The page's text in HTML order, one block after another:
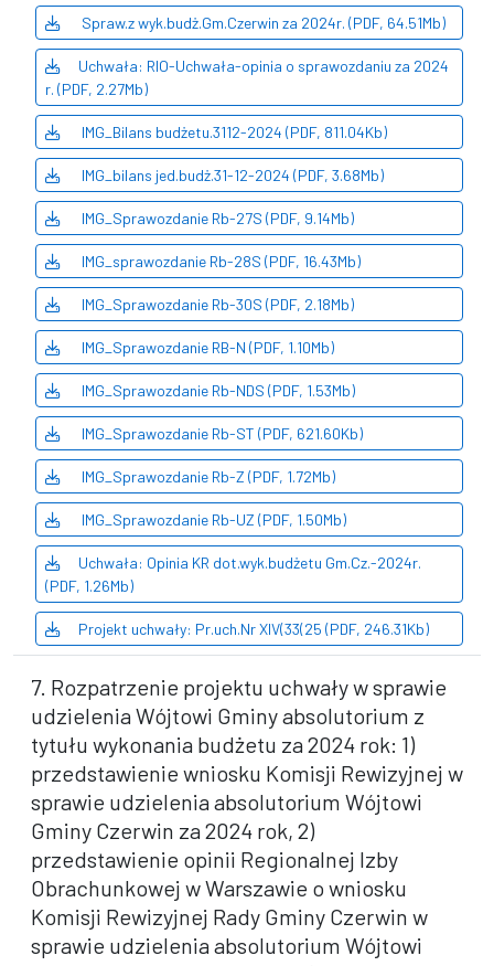
Spraw.z wyk.budż.Gm.Czerwin za 2024r. (PDF, 64.51Mb)
Uchwała: RIO-Uchwała-opinia o sprawozdaniu za 2024
r. (PDF, 2.27Mb)
IMG_Bilans budżetu.3112-2024 (PDF, 811.04Kb)
IMG_bilans jed.budż.31-12-2024 (PDF, 3.68Mb)
IMG_Sprawozdanie Rb-27S (PDF, 9.14Mb)
IMG_sprawozdanie Rb-28S (PDF, 16.43Mb)
IMG_Sprawozdanie Rb-30S (PDF, 2.18Mb)
IMG_Sprawozdanie RB-N (PDF, 1.10Mb)
IMG_Sprawozdanie Rb-NDS (PDF, 1.53Mb)
IMG_Sprawozdanie Rb-ST (PDF, 621.60Kb)
IMG_Sprawozdanie Rb-Z (PDF, 1.72Mb)
IMG_Sprawozdanie Rb-UZ (PDF, 1.50Mb)
Uchwała: Opinia KR dot.wyk.budżetu Gm.Cz.-2024r.
(PDF, 1.26Mb)
Projekt uchwały: Pr.uch.Nr XIV(33(25 (PDF, 246.31Kb)
7. Rozpatrzenie projektu uchwały w sprawie
udzielenia Wójtowi Gminy absolutorium z
tytułu wykonania budżetu za 2024 rok: 1)
przedstawienie wniosku Komisji Rewizyjnej w
sprawie udzielenia absolutorium Wójtowi
Gminy Czerwin za 2024 rok, 2)
przedstawienie opinii Regionalnej Izby
Obrachunkowej w Warszawie o wniosku
Komisji Rewizyjnej Rady Gminy Czerwin w
sprawie udzielenia absolutorium Wójtowi